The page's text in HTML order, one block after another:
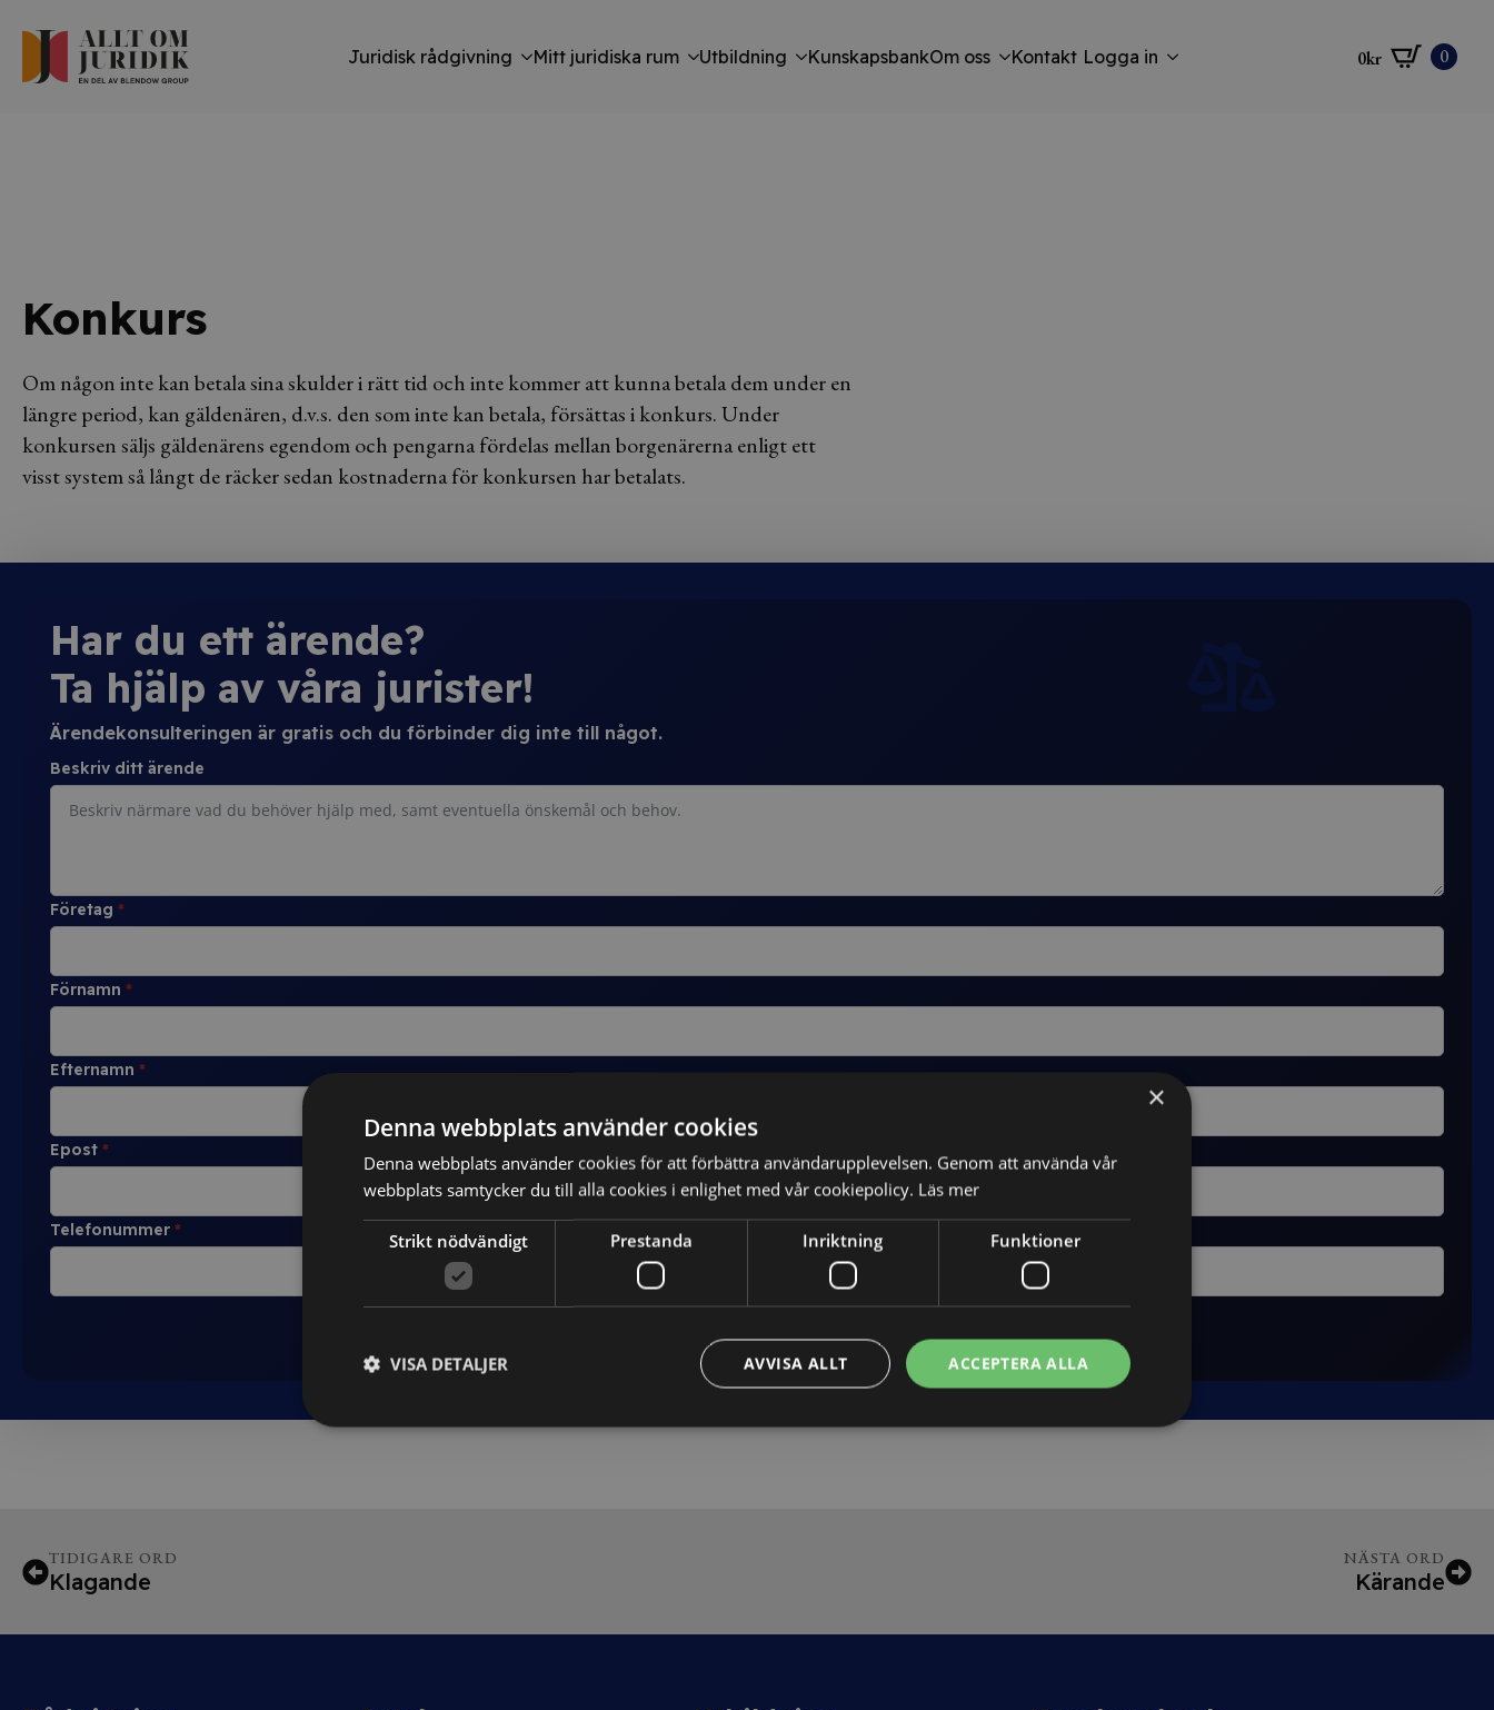
Juridisk rådgivning Mitt juridiska rum Utbildning KunskapsbankOm oss Kontakt Logga in 0kr 0
Konkurs
Om någon inte kan betala sina skulder i rätt tid och inte kommer att kunna betala dem under en
längre period, kan gäldenären, d.v.s. den som inte kan betala, försättas i konkurs. Under
konkursen säljs gäldenärens egendom och pengarna fördelas mellan borgenärerna enligt ett
visst system så långt de räcker sedan kostnaderna för konkursen har betalats.
Har du ett ärende?
Ta hjälp av våra jurister!
Ärendekonsulteringen är gratis och du förbinder dig inte till något.
Beskriv ditt ärende
Företag *
Förnamn *
Efternamn *
Epost *
Telefonummer *
TIDIGARE ORD
Klagande
NÄSTA ORD
Kärande
×
Denna webbplats använder cookies
Denna webbplats använder cookies för att förbättra användarupplevelsen. Genom att använda vår
webbplats samtycker du till alla cookies i enlighet med vår cookiepolicy. Läs mer
Strikt nödvändigt Prestanda Inriktning Funktioner
ACCEPTERA ALLA
AVVISA ALLT
VISA DETALJER